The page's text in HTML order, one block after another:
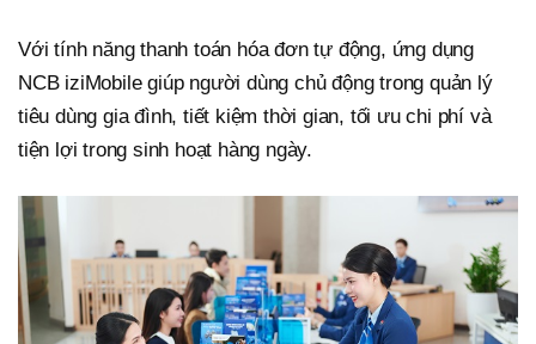
Với tính năng thanh toán hóa đơn tự động, ứng dụng
NCB iziMobile giúp người dùng chủ động trong quản lý
tiêu dùng gia đình, tiết kiệm thời gian, tối ưu chi phí và
tiện lợi trong sinh hoạt hàng ngày.